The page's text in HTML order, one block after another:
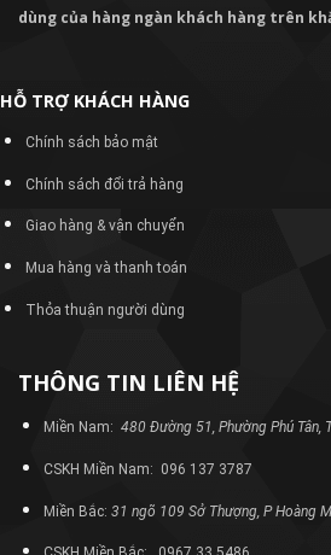
dùng của hàng ngàn khách hàng trên
HỖ TRỢ KHÁCH HÀNG
Chính sách bảo mật
Chính sách đổi trả hàng
Giao hàng & vận chuyển
Mua hàng và thanh toán
Thỏa thuận người dùng
THÔNG TIN LIÊN HỆ
Miền Nam: 480 Đường 51, Phường Phú Tân,
CSKH Miền Nam: 096 137 3787
Miền Bắc: 31 ngõ 109 Sở Thượng, P Hoàng